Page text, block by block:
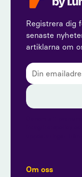
Registrera dig
senaste
artiklarna om
Om oss